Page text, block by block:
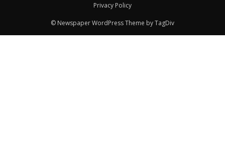
Privacy Policy
© Newspaper WordPress Theme by TagDiv